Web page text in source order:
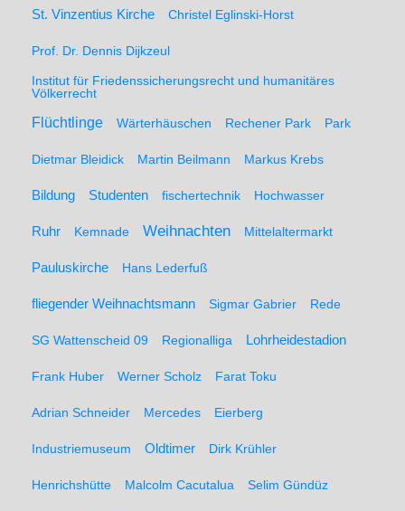
St. Vinzentius Kirche Christel Eglinski-Horst
Prof. Dr. Dennis Dijkzeul
Institut für Friedenssicherungsrecht und humanitäres
Völkerrecht
Flüchtlinge Wärterhäuschen Rechener Park Park
Dietmar Bleidick Martin Beilmann Markus Krebs
Bildung Studenten fischertechnik Hochwasser
Ruhr Kemnade Weihnachten Mittelaltermarkt
Pauluskirche Hans Lederfuß
fliegender Weihnachtsmann Sigmar Gabrier Rede
SG Wattenscheid 09 Regionalliga Lohrheidestadion
Frank Huber Werner Scholz Farat Toku
Adrian Schneider Mercedes Eierberg
Industriemuseum Oldtimer Dirk Krühler
Henrichshütte Malcolm Cacutalua Selim Gündüz